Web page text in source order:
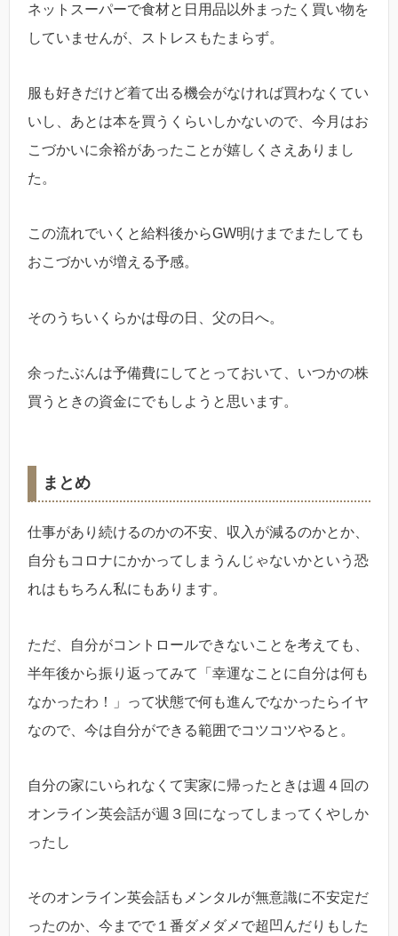
ネットスーパーで食材と日用品以外まったく買い物を
していませんが、ストレスもたまらず。
服も好きだけど着て出る機会がなければ買わなくてい
いし、あとは本を買うくらいしかないので、今月はお
こづかいに余裕があったことが嬉しくさえありまし
た。
この流れでいくと給料後からGW明けまでまたしても
おこづかいが増える予感。
そのうちいくらかは母の日、父の日へ。
余ったぶんは予備費にしてとっておいて、いつかの株
買うときの資金にでもしようと思います。
まとめ
仕事があり続けるのかの不安、収入が減るのかとか、
自分もコロナにかかってしまうんじゃないかという恐
れはもちろん私にもあります。
ただ、自分がコントロールできないことを考えても、
半年後から振り返ってみて「幸運なことに自分は何も
なかったわ！」って状態で何も進んでなかったらイヤ
なので、今は自分ができる範囲でコツコツやると。
自分の家にいられなくて実家に帰ったときは週４回の
オンライン英会話が週３回になってしまってくやしか
ったし
そのオンライン英会話もメンタルが無意識に不安定だ
ったのか、今までで１番ダメダメで超凹んだりもした